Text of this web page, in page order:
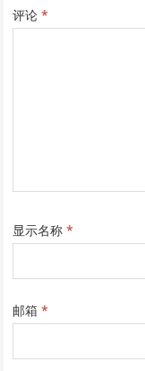
评论*
显示名称*
邮箱*